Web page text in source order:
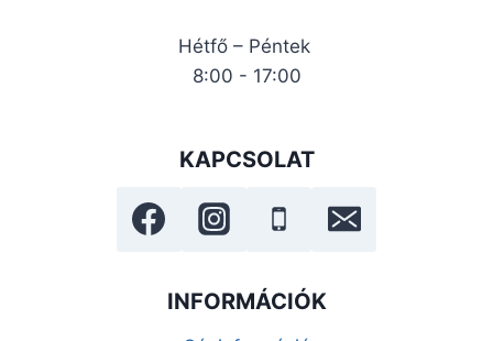
Hétfő – Péntek
8:00 - 17:00
KAPCSOLAT
INFORMÁCIÓK